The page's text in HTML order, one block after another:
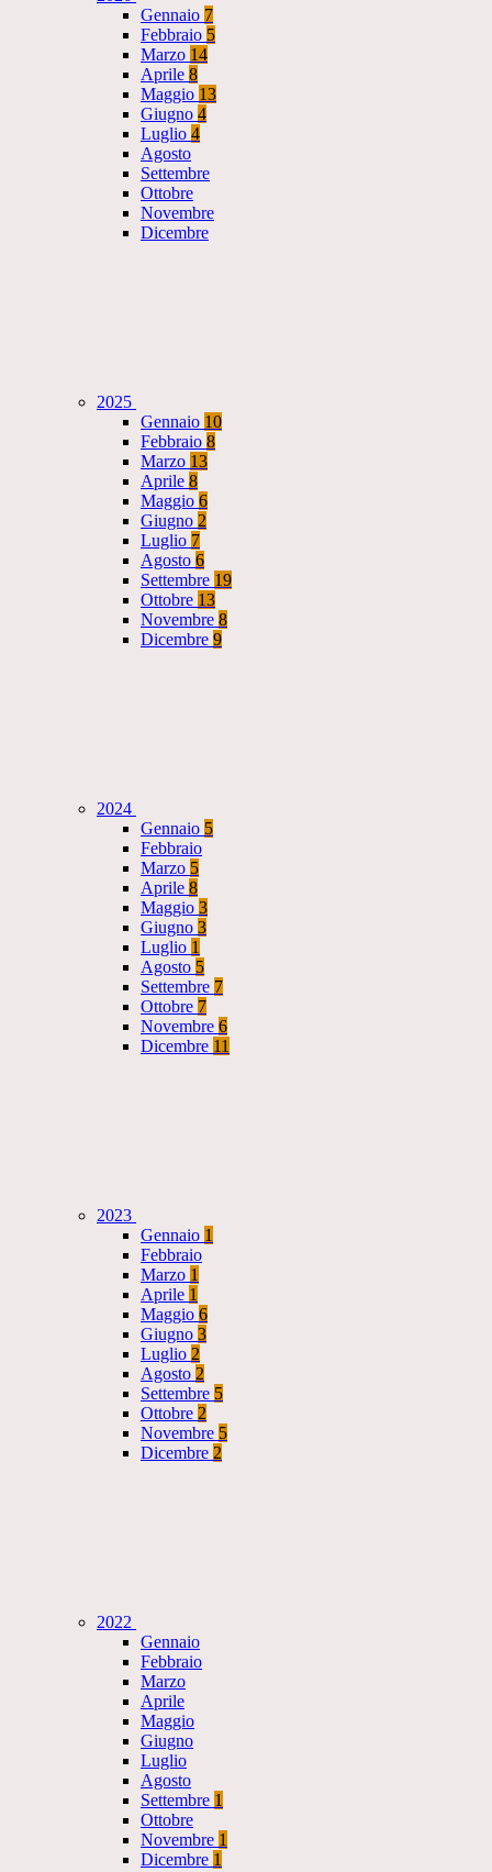
Gennaio 7
Febbraio 5
Marzo 14
Aprile 8
Maggio 13
Giugno 4
Luglio 4
Agosto
Settembre
Ottobre
Novembre
Dicembre
2025
Gennaio 10
Febbraio 8
Marzo 13
Aprile 8
Maggio 6
Giugno 2
Luglio 7
Agosto 6
Settembre 19
Ottobre 13
Novembre 8
Dicembre 9
2024
Gennaio 5
Febbraio
Marzo 5
Aprile 8
Maggio 3
Giugno 3
Luglio 1
Agosto 5
Settembre 7
Ottobre 7
Novembre 6
Dicembre 11
2023
Gennaio 1
Febbraio
Marzo 1
Aprile 1
Maggio 6
Giugno 3
Luglio 2
Agosto 2
Settembre 5
Ottobre 2
Novembre 5
Dicembre 2
2022
Gennaio
Febbraio
Marzo
Aprile
Maggio
Giugno
Luglio
Agosto
Settembre 1
Ottobre
Novembre 1
Dicembre 1